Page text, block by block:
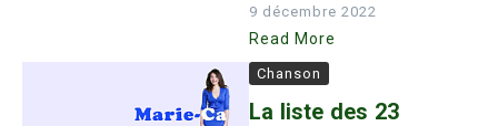
9 décembre 2022
Read More
Chanson
La liste des 23